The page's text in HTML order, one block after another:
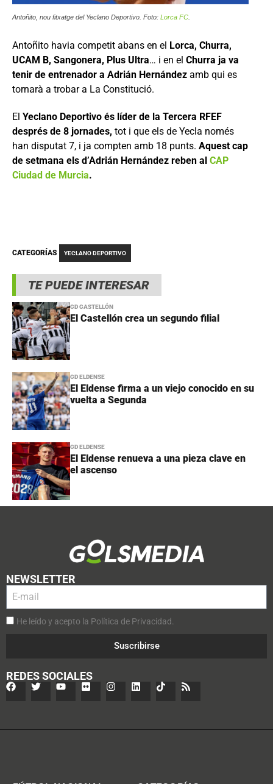
TE PUEDE INTERESAR
CD CASTELLÓN
El Castellón crea un segundo filial
CD ELDENSE
El Eldense firma a un viejo conocido en su
vuelta a Segunda
CD ELDENSE
El Eldense renueva a una pieza clave en
el ascenso
Antoñito, nou fitxatge del Yeclano Deportivo. Foto: Lorca FC
Antoñito havia competit abans en el Lorca, Churra,
UCAM B, Sangonera, Plus Ultra… i en el Churra ja va
tenir de entrenador a Adrián Hernández amb qui es
tornarà a trobar a La Constitució.
El Yeclano Deportivo és líder de la Tercera RFEF
després de 8 jornades, tot i que els de Yecla només
han disputat 7, i ja compten amb 18 punts. Aquest cap
de setmana els d’Adrián Hernández reben al CAP
Ciudad de Murcia.
CATEGORÍAS YECLANO DEPORTIVO
NEWSLETTER
He leído y acepto la Política de Privacidad.
Suscribirse
REDES SOCIALES